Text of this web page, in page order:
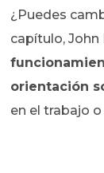
¿Puedes
capítulo, John
orientación
en el trabajo